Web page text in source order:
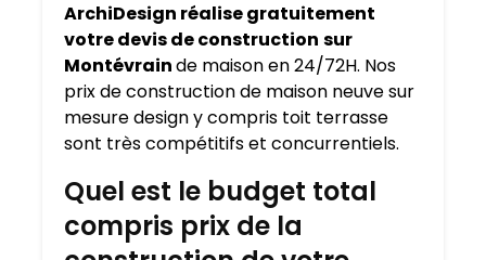
ArchiDesign réalise gratuitement
votre devis de construction sur
Montévrainde maison en 24/72H. Nos
prix de construction de maison neuve sur
mesure design y compris toit terrasse
sont très compétitifs et concurrentiels.
Quel est le budget total
compris prix de la